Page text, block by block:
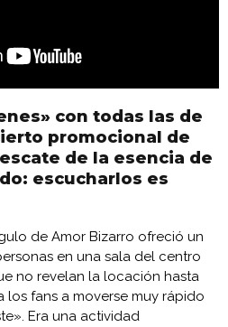
con todas las de
promocional de
de la esencia de
escucharlos es
de Amor Bizarro ofreció un
en una sala del centro
no revelan la locación hasta
los fans a moverse muy rápido
Era una actividad